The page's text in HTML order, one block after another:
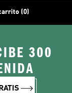
(0)
300